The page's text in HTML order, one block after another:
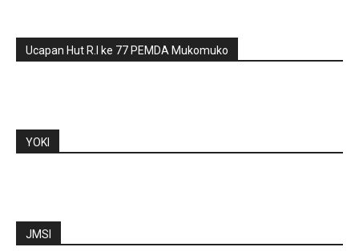
Ucapan Hut R.I ke 77 PEMDA Mukomuko
YOKI
JMSI